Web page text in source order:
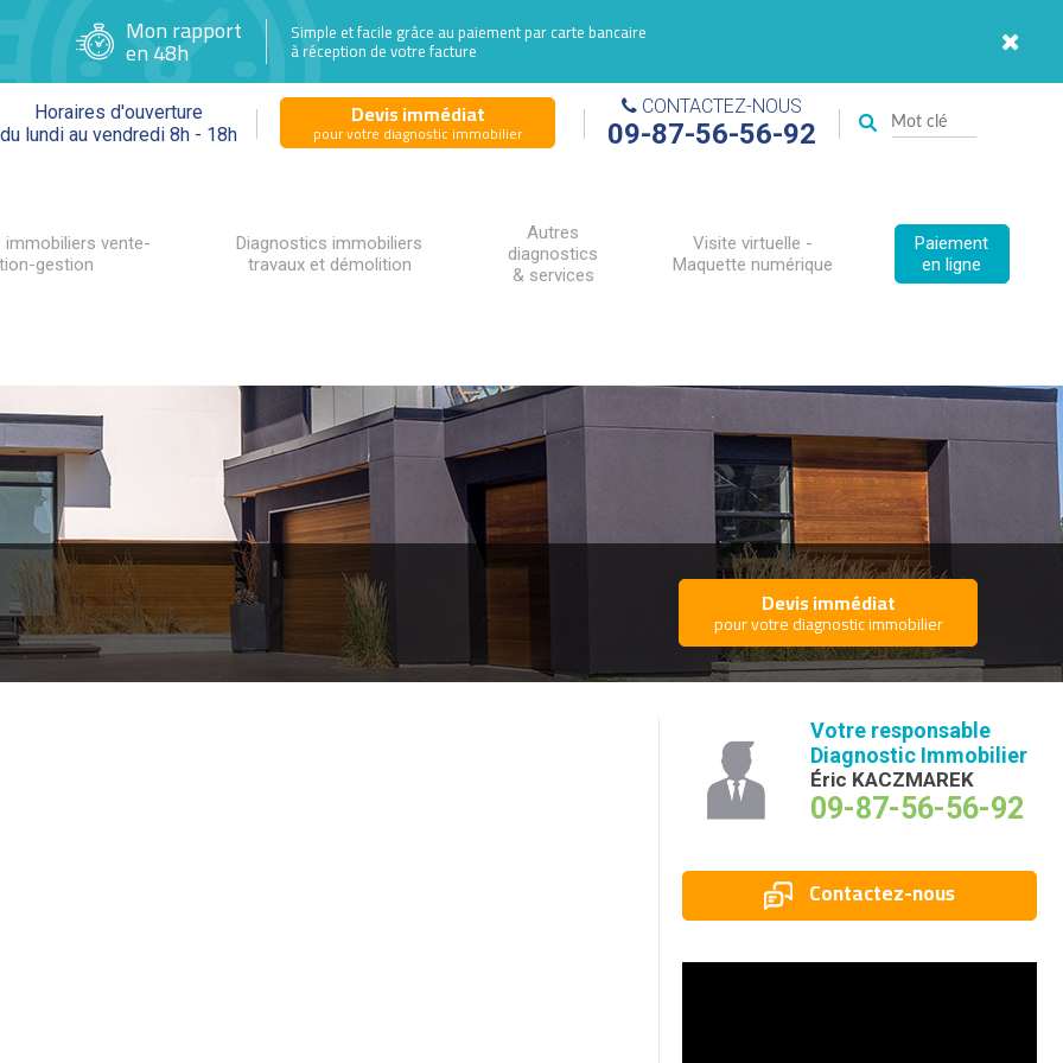
Mon rapport
en 48h
Simple et facile grâce au paiement par carte bancaire
à réception de votre facture
Horaires d'ouverture
du lundi au vendredi 8h - 18h
Devis immédiat
pour votre diagnostic immobilier
CONTACTEZ-NOUS
09-87-56-56-92
immobiliers vente-
gestion
Diagnostics immobiliers
travaux et démolition
Autres
diagnostics
& services
Visite virtuelle -
Maquette numérique
Paiement
en ligne
Devis immédiat
pour votre diagnostic immobilier
Votre responsable
Diagnostic Immobilier
Éric KACZMAREK
09-87-56-56-92
Contactez-nous